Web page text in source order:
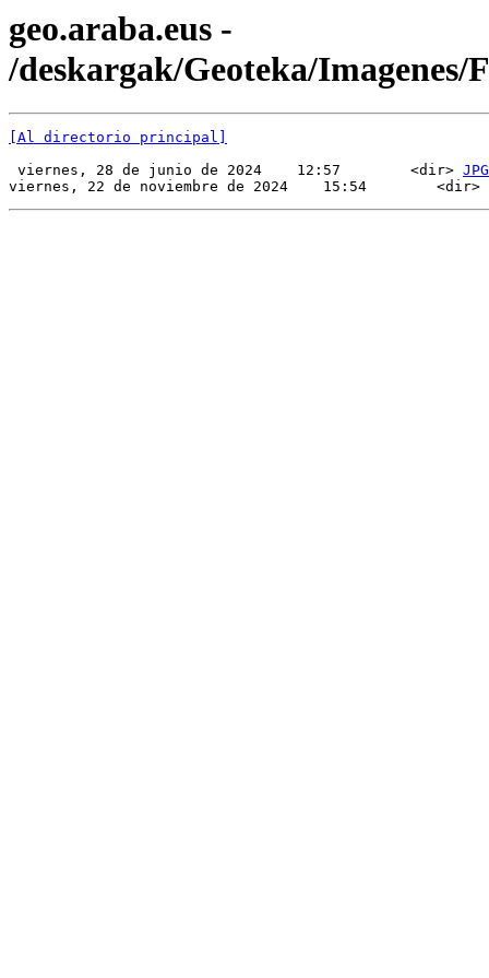
geo.araba.eus -
/deskargak/Geoteka/Imagenes/
[Al directorio principal]
viernes, 28 de junio de 2024    12:57        <dir> JPG
viernes, 22 de noviembre de 2024    15:54        <dir>